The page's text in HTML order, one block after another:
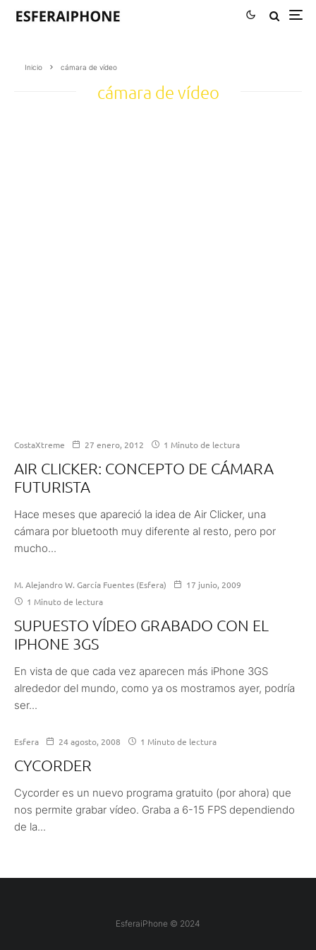
Inicio cámara de vídeo
cámara de vídeo
CostaXtreme 27 enero, 2012 1 Minuto de lectura
AIR CLICKER: CONCEPTO DE CÁMARA
FUTURISTA
Hace meses que apareció la idea de Air Clicker, una
cámara por bluetooth muy diferente al resto, pero por
mucho...
M. Alejandro W. García Fuentes (Esfera)
17 junio, 2009
1 Minuto de lectura
SUPUESTO VÍDEO GRABADO CON EL
IPHONE 3GS
En vista de que cada vez aparecen más iPhone 3GS
alrededor del mundo, como ya os mostramos ayer, podría
ser...
Esfera 24 agosto, 2008 1 Minuto de lectura
CYCORDER
Cycorder es un nuevo programa gratuito (por ahora) que
nos permite grabar vídeo. Graba a 6-15 FPS dependiendo
de la...
EsferaiPhone © 2024